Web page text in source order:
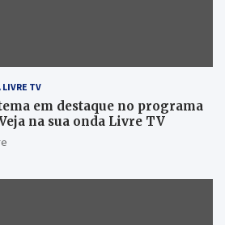
LIVRE TV
em destaque no programa
na sua onda Livre TV